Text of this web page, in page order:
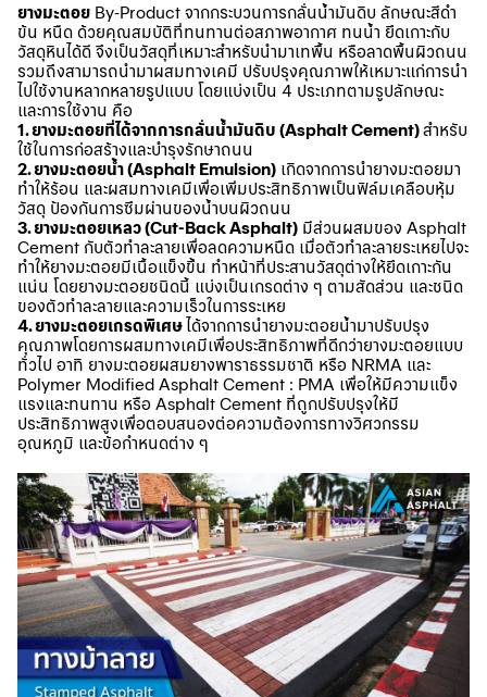
ยางมะตอย By-Product จากกระบวนการกลั่นน้ำมันดิบ ลักษณะสีดำ
ข้น หนืด ด้วยคุณสมบัติที่ทนทานต่อสภาพอากาศ ทนน้ำ ยึดเกาะกับ
วัสดุหินได้ดี จึงเป็นวัสดุที่เหมาะสำหรับนำมาเทพื้น หรือลาดพื้นผิวถนน
รวมถึงสามารถนำมาผสมทางเคมี ปรับปรุงคุณภาพให้เหมาะแก่การนำ
ไปใช้งานหลากหลายรูปแบบ โดยแบ่งเป็น 4 ประเภทตามรูปลักษณะ
และการใช้งาน คือ
1. ยางมะตอยที่ได้จากการกลั่นน้ำมันดิบ (Asphalt Cement)สำหรับ
ใช้ในการก่อสร้างและบำรุงรักษาถนน
2. ยางมะตอยน้ำ (Asphalt Emulsion) เกิดจากการนำยางมะตอยมา
ทำให้ร้อน และผสมทางเคมีเพื่อเพิ่มประสิทธิภาพเป็นฟิล์มเคลือบหุ้ม
วัสดุ ป้องกันการซึมผ่านของน้ำบนผิวถนน
3. ยางมะตอยเหลว (Cut-Back Asphalt) มีส่วนผสมของ Asphalt
Cement กับตัวทำละลายเพื่อลดความหนืด เมื่อตัวทำละลายระเหยไปจะ
ทำให้ยางมะตอยมีเนื้อแข็งขึ้น ทำหน้าที่ประสานวัสดุต่างให้ยึดเกาะกัน
แน่น โดยยางมะตอยชนิดนี้ แบ่งเป็นเกรดต่าง ๆ ตามสัดส่วน และชนิด
ของตัวทำละลายและความเร็วในการระเหย
4. ยางมะตอยเกรดพิเศษได้จากการนำยางมะตอยน้ำมาปรับปรุง
คุณภาพโดยการผสมทางเคมีเพื่อประสิทธิภาพที่ดีกว่ายางมะตอยแบบ
ทั่วไป อาทิ ยางมะตอยผสมยางพาราธรรมชาติ หรือ NRMA และ
Polymer Modified Asphalt Cement : PMA เพื่อให้มีความแข็ง
แรงและทนทาน หรือ Asphalt Cement ที่ถูกปรับปรุงให้มี
ประสิทธิภาพสูงเพื่อตอบสนองต่อความต้องการทางวิศวกรรม
อุณหภูมิ และข้อกำหนดต่าง ๆ